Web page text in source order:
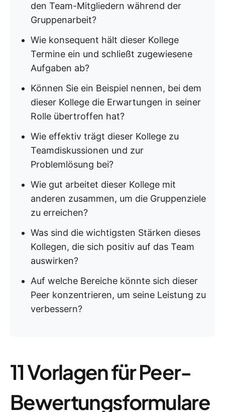
den Team-Mitgliedern während der
Gruppenarbeit?
Wie konsequent hält dieser Kollege
Termine ein und schließt zugewiesene
Aufgaben ab?
Können Sie ein Beispiel nennen, bei dem
dieser Kollege die Erwartungen in seiner
Rolle übertroffen hat?
Wie effektiv trägt dieser Kollege zu
Teamdiskussionen und zur
Problemlösung bei?
Wie gut arbeitet dieser Kollege mit
anderen zusammen, um die Gruppenziele
zu erreichen?
Was sind die wichtigsten Stärken dieses
Kollegen, die sich positiv auf das Team
auswirken?
Auf welche Bereiche könnte sich dieser
Peer konzentrieren, um seine Leistung zu
verbessern?
11 Vorlagen für Peer-
Bewertungsformulare